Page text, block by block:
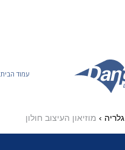
עמוד הבית
גלריה › מוזיאון העיצוב חולון